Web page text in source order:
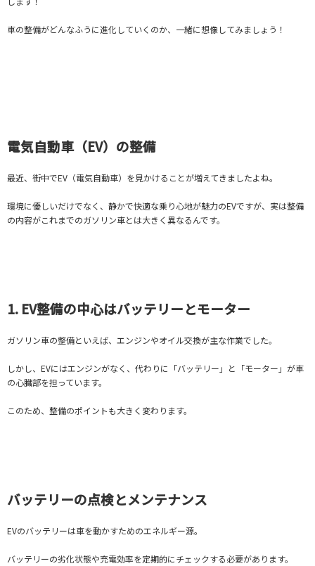
車の整備がどんなふうに進化していくのか、一緒に想像してみましょう！
電気自動車（EV）の整備
最近、街中でEV（電気自動車）を見かけることが増えてきましたよね。
環境に優しいだけでなく、静かで快適な乗り心地が魅力のEVですが、実は整備
の内容がこれまでのガソリン車とは大きく異なるんです。
1. EV整備の中心はバッテリーとモーター
ガソリン車の整備といえば、エンジンやオイル交換が主な作業でした。
しかし、EVにはエンジンがなく、代わりに「バッテリー」と「モーター」が車
の心臓部を担っています。
このため、整備のポイントも大きく変わります。
バッテリーの点検とメンテナンス
EVのバッテリーは車を動かすためのエネルギー源。
バッテリーの劣化状態や充電効率を定期的にチェックする必要があります。